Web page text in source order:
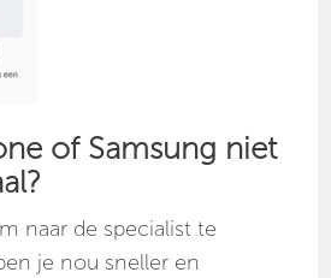
of Samsung niet
naar de specialist te
je nou sneller en